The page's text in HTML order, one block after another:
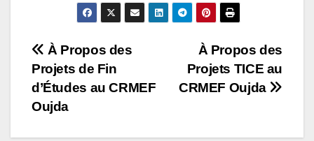
Navigation
de
l’article
À Propos des
Projets TICE au
CRMEF Oujda
À Propos des
Projets de Fin
d’Études au CRMEF
Oujda